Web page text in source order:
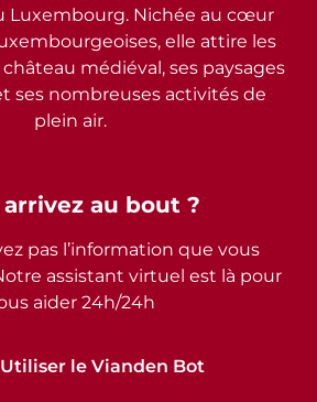
arrivez au bout ?
pas l’information que vous
assistant virtuel est là pour
aider 24h/24h
Utiliser le Vianden Bot
Luxembourg. Nichée au cœur
elle attire les
médiéval, ses paysages
ses nombreuses activités de
plein air.